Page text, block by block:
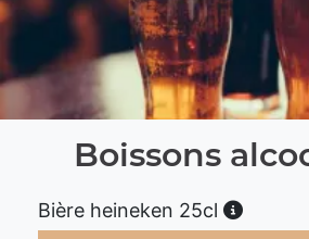
Boissons
Bière heineken 25cl